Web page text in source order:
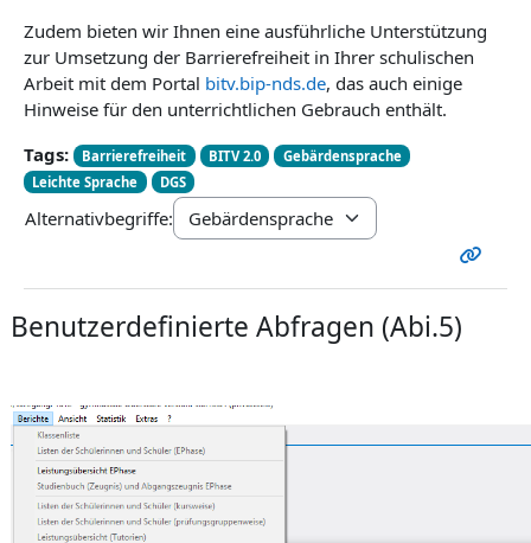
Zudem bieten wir Ihnen eine ausführliche Unterstützung
zur Umsetzung der Barrierefreiheit in Ihrer schulischen
Arbeit mit dem Portal bitv.bip-nds.de, das auch einige
Hinweise für den unterrichtlichen Gebrauch enthält.
Tags:
Barrierefreiheit BITV 2.0
Gebärdensprache
Leichte Sprache
DGS
Alternativbegriffe:
Benutzerdefinierte Abfragen (Abi.5)